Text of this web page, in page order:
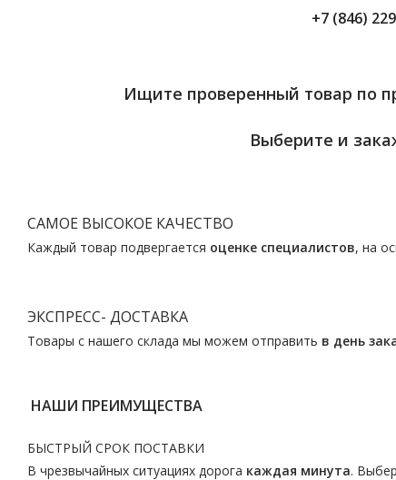
+7 (846)
Ищите проверенный товар по
Выберите и
САМОЕ ВЫСОКОЕ КАЧЕСТВО
Каждый товар подвергается оценке специалистов, на
ЭКСПРЕСС- ДОСТАВКА
Товары с нашего склада мы можем отправить в день
НАШИ ПРЕИМУЩЕСТВА
БЫСТРЫЙ СРОК ПОСТАВКИ
В чрезвычайных ситуациях дорога каждая минута.